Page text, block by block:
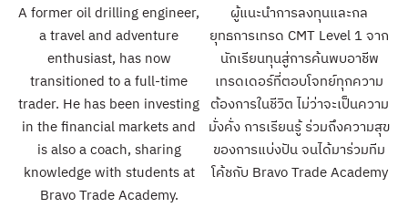
A former oil drilling engineer,
a travel and adventure
enthusiast, has now
transitioned to a full-time
trader. He has been investing
in the financial markets and
is also a coach, sharing
knowledge with students at
Bravo Trade Academy.
ผู้แนะนำการลงทุนและกล
ยุทธการเทรด CMT Level 1 จาก
นักเรียนทุนสู่การค้นพบอาชีพ
เทรดเดอร์ที่ตอบโจทย์ทุกความ
ต้องการในชีวิต ไม่ว่าจะเป็นความ
มั่งคั่ง การเรียนรู้ ร่วมถึงความสุข
ของการแบ่งปัน จนได้มาร่วมทีม
โค้ชกับ Bravo Trade Academy